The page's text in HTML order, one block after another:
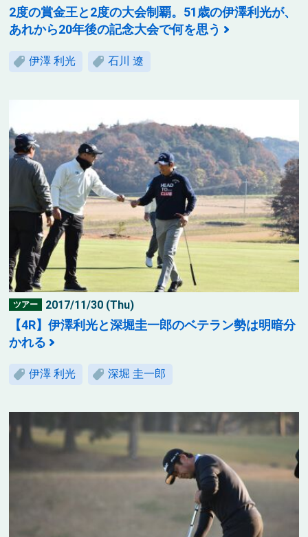
2度の賞金王と2度の大会制覇。51歳の伊澤利光が、
あれから20年後の記念大会で何を思う
伊澤 利光 石川 遼
ツアー 2017/11/30 (Thu)
【4R】伊澤利光と深堀圭一郎のベテラン勢は明暗分
かれる
伊澤 利光 深堀 圭一郎